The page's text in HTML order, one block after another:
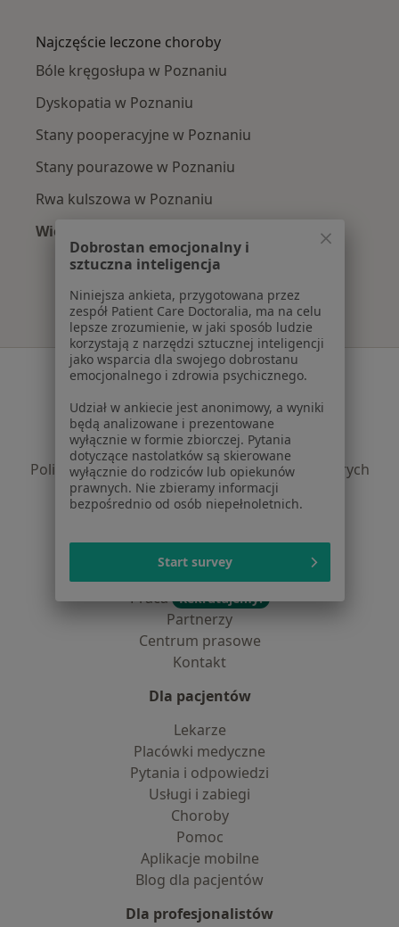
Najczęście leczone choroby
Bóle kręgosłupa w Poznaniu
Dyskopatia w Poznaniu
Stany pooperacyjne w Poznaniu
Stany pourazowe w Poznaniu
Rwa kulszowa w Poznaniu
Więcej (15)
Więcej w kategorii: Najczęście leczone
Serwis
Regulamin
Polityka prywatności pacjentów
Polityka prywatności profesjonalistów
Polityka prywatności dla profesjonalistów, których
dane pozyskaliśmy samodzielnie
Polityka cookies
Dostępność
Praca Rekrutujemy!
Partnerzy
Centrum prasowe
Kontakt
Dla pacjentów
Lekarze
Placówki medyczne
Pytania i odpowiedzi
Usługi i zabiegi
Choroby
Pomoc
Aplikacje mobilne
Blog dla pacjentów
Dla profesjonalistów
Dobrostan emocjonalny i
sztuczna inteligencja
Niniejsza ankieta, przygotowana przez
zespół Patient Care Doctoralia, ma na celu
lepsze zrozumienie, w jaki sposób ludzie
korzystają z narzędzi sztucznej inteligencji
jako wsparcia dla swojego dobrostanu
emocjonalnego i zdrowia psychicznego.
Udział w ankiecie jest anonimowy, a wyniki
będą analizowane i prezentowane
wyłącznie w formie zbiorczej. Pytania
dotyczące nastolatków są skierowane
wyłącznie do rodziców lub opiekunów
prawnych. Nie zbieramy informacji
bezpośrednio od osób niepełnoletnich.
Start survey